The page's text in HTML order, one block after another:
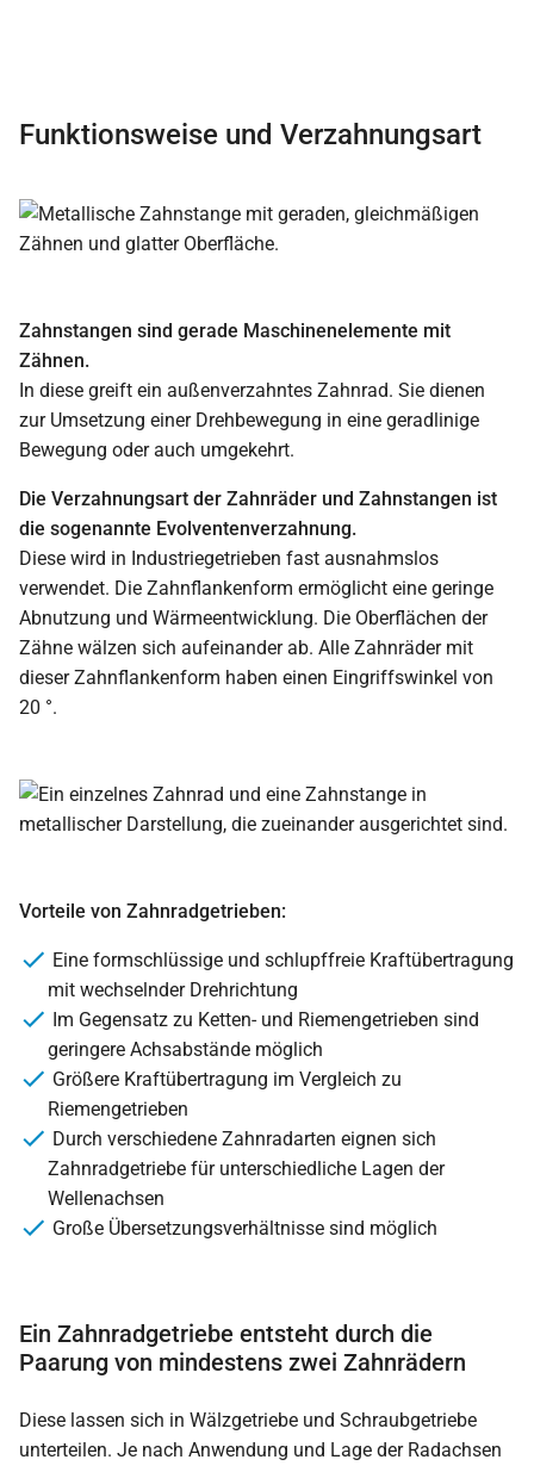
Funktionsweise und Verzahnungsart
Zahnstangen sind gerade Maschinenelemente mit
Zähnen.
In diese greift ein außenverzahntes Zahnrad. Sie dienen
zur Umsetzung einer Drehbewegung in eine geradlinige
Bewegung oder auch umgekehrt.
Die Verzahnungsart der Zahnräder und Zahnstangen ist
die sogenannte Evolventenverzahnung.
Diese wird in Industriegetrieben fast ausnahmslos
verwendet. Die Zahnflankenform ermöglicht eine geringe
Abnutzung und Wärmeentwicklung. Die Oberflächen der
Zähne wälzen sich aufeinander ab. Alle Zahnräder mit
dieser Zahnflankenform haben einen Eingriffswinkel von
20 °.
Vorteile von Zahnradgetrieben:
Eine formschlüssige und schlupffreie Kraftübertragung
mit wechselnder Drehrichtung
Im Gegensatz zu Ketten- und Riemengetrieben sind
geringere Achsabstände möglich
Größere Kraftübertragung im Vergleich zu
Riemengetrieben
Durch verschiedene Zahnradarten eignen sich
Zahnradgetriebe für unterschiedliche Lagen der
Wellenachsen
Große Übersetzungsverhältnisse sind möglich
Ein Zahnradgetriebe entsteht durch die
Paarung von mindestens zwei Zahnrädern
Diese lassen sich in Wälzgetriebe und Schraubgetriebe
unterteilen. Je nach Anwendung und Lage der Radachsen